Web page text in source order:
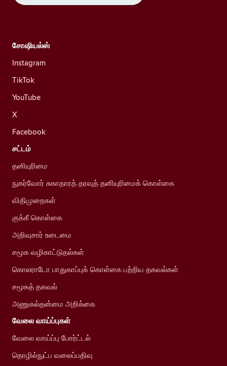
சோஷியல்ஸ்
Instagram
TikTok
YouTube
X
Facebook
சட்டம்
தனியுரிமை
நுகர்வோர் சுகாதாரத் தரவுத் தனியுரிமைக் கொள்கை
விதிமுறைகள்
குக்கீ கொள்கை
அறிவுசார் உடைமை
சமூக வழிகாட்டுதல்கள்
கொலராடோ பாதுகாப்புக் கொள்கை பற்றிய தகவல்கள்
சமூகத் தகவல்
அணுகல்தன்மை அறிக்கை
வேலை வாய்ப்புகள்
வேலை வாய்ப்பு போர்ட்டல்
தொழில்நுட்ப வலைப்பதிவு